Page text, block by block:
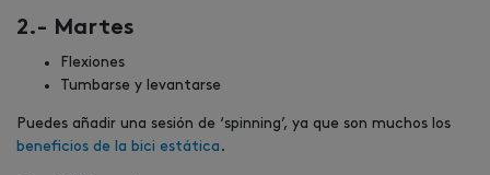
2.- Martes
Flexiones
Tumbarse y levantarse
Puedes añadir una sesión de ‘spinning’, ya que son muchos los
beneficios de la bici estática .